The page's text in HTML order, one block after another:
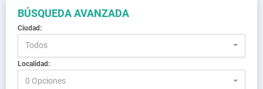
BÚSQUEDA AVANZADA
Ciudad:
Todos
Localidad:
0 Opciones